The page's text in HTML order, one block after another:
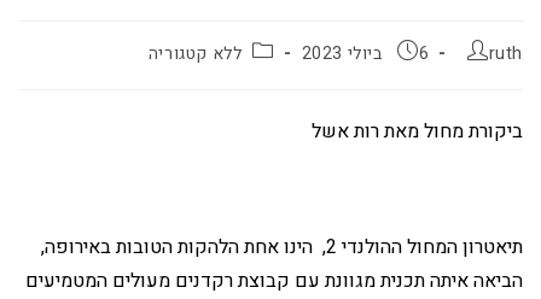
ruth 6 ביולי 2023 ללא קטגוריה
ביקורת מחול מאת רות אשל
תיאטרון המחול ההולנדי 2, הינו אחת הלהקות הטובות באירופה,
הביאה איתה תכנית מגוונת עם קבוצת רקדנים מעולים המטמיעים